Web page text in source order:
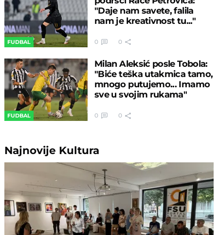
FUDBAL
"Daje nam savete, falila
nam je kreativnost tu..."
0 0
FUDBAL
Milan Aleksić posle Tobola:
"Biće teška utakmica tamo,
mnogo putujemo... Imamo
sve u svojim rukama"
0 0
Najnovije Kultura